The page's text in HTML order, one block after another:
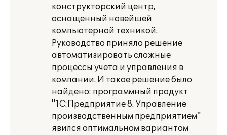
конструкторский центр,
оснащенный новейшей
компьютерной техникой.
Руководство приняло решение
автоматизировать сложные
процессы учета и управления в
компании. И такое решение было
найдено: программный продукт
"1С:Предприятие 8. Управление
производственным предприятием"
явился оптимальном вариантом